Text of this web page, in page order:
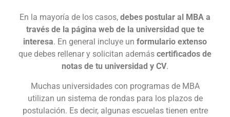
En la mayoría de los casos, debes postular al MBA a
través de la página web de la universidad que te
interesa. En general incluye un formulario extenso
que debes rellenar y solicitan además certificados de
notas de tu universidad y CV.
Muchas universidades con programas de MBA
utilizan un sistema de rondas para los plazos de
postulación. Es decir, algunas escuelas tienen entre